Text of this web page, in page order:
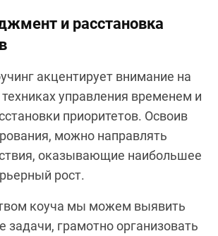
и расстановка
акцентирует внимание на
управления временем и
приоритетов. Освоив
можно направлять
оказывающие наибольшее
рост.
коуча мы можем выявить
грамотно организовать